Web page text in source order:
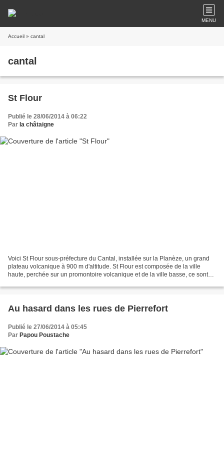
MENU
Accueil » cantal
cantal
St Flour
Publié le 28/06/2014 à 06:22
Par la châtaigne
Voici St Flour sous-préfecture du Cantal, installée sur la Planèze, un grand
plateau volcanique à 900 m d'altitude. St Flour est composée de la ville
haute, perchée sur un promontoire volcanique et de la ville basse, ce sont
Au hasard dans les rues de Pierrefort
Publié le 27/06/2014 à 05:45
Par Papou Poustache